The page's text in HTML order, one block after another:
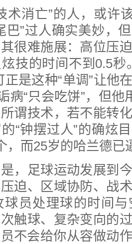
消亡”的人，或许该
巴”过人确实美妙，
很难施展：高位压
技的时间不到0.5秒
正是这种“单调”让他
病“只会吃饼”，但他
谓技术，若不能转
“钟摆过人”的确炫
，而25岁的哈兰德已
足球运动发展到今
迫、区域协防、战
球员处理球的时间
触球、复杂变向的
不会给你从容做动